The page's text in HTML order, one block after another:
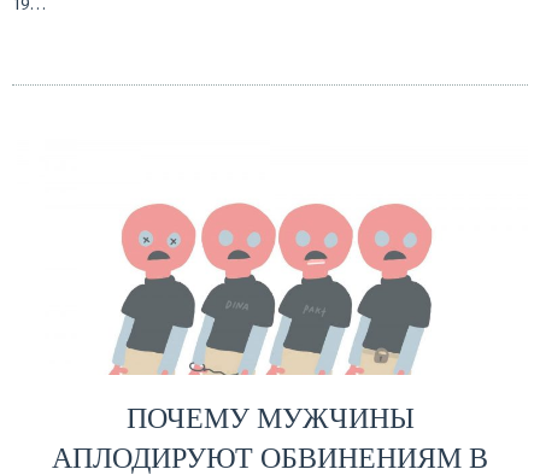
19…
ПОЧЕМУ МУЖЧИНЫ
АПЛОДИРУЮТ ОБВИНЕНИЯМ В